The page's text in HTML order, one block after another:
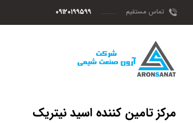
تماس مستقیم ۰۹۱۲۰۱۹۹۵۹۹
مرکز تامین کننده اسید نیتریک